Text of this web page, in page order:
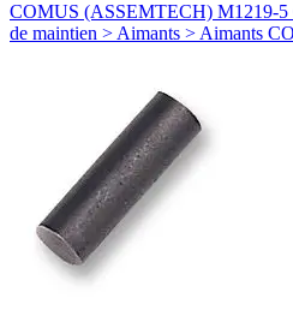
COMUS (ASSEMTECH) M1219-
de maintien > Aimants > Aimants